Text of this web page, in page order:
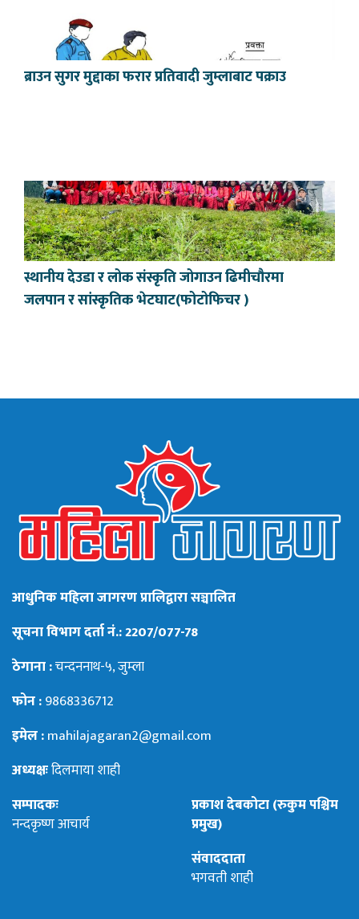
ब्राउन सुगर मुद्दाका फरार प्रतिवादी जुम्लाबाट पक्राउ
स्थानीय देउडा र लोक संस्कृति जोगाउन ढिमीचौरमा
जलपान र सांस्कृतिक भेटघाट(फोटोफिचर )
आधुनिक महिला जागरण प्रालिद्वारा सञ्चालित
सूचना विभाग दर्ता नं.: 2207/077-78
ठेगाना :चन्दननाथ-५, जुम्ला
फोन :9868336712
इमेल :mahilajagaran2@gmail.com
अध्यक्षःदिलमाया शाही
सम्पादकः
नन्दकृष्ण आचार्य
प्रकाश देबकोटा (रुकुम पश्चिम
प्रमुख)
संवाददाता
भगवती शाही